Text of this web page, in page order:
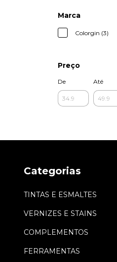
Marca
Colorgin (3)
Preço
De Até
Categorias
TINTAS E ESMALTES
VERNIZES E STAINS
COMPLEMENTOS
FERRAMENTAS